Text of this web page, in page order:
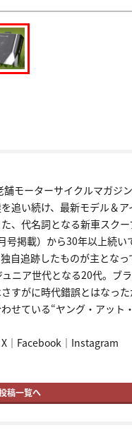
モーターサイクルマガジン
追い続け、最新モデル＆ア
、代名詞となる新車スクー
号掲載）から30年以上続い
自追跡したものが主となっ
ニア世代となる20代。ブ
すがに時代錯誤とはなっ
せている“ヤング・アット
X｜ Facebook ｜ Instagram
稿一覧へ